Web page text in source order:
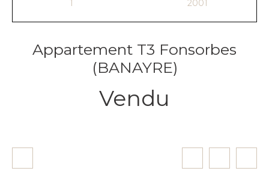
1
2001
Appartement T3 Fonsorbes
(BANAYRE)
Vendu